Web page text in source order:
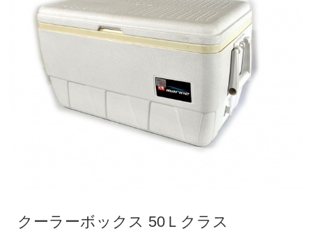
クーラーボックス 50Ｌクラス